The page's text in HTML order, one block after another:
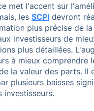
met l'accent sur
les SCPI devront
plus précise de
investisseurs de
plus détaillées.
à mieux comprendre
la valeur des parts. Il
plusieurs baisses
investisseurs.